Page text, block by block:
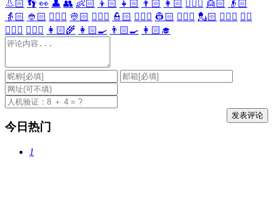
👃🏻 👣 👀 👤 👥 👶🏻 👦🏻 👧🏻 👨🏻 👩🏻 👱🏻‍♀️ 👱🏻
👴🏻
👵🏻 👲🏻 👳🏻‍♀️ 👳🏻 👮🏻‍♀️ 👮🏻 👷🏻‍♀️ 👷🏻 💂🏻‍♀️ 💂🏻 🕵🏻‍♀️ 🕵🏻
👩🏻‍⚕️ 👨🏻‍⚕️ 👩🏻‍🌾 👩🏻‍🍳 👨🏻‍🍳 👩🏻‍🎓
今日热门
1